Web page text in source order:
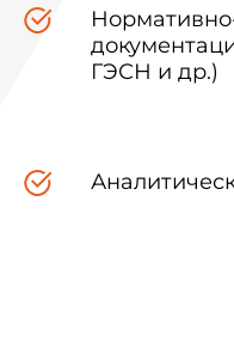
ГЭСН и др.)